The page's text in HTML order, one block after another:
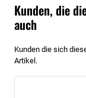
Kunden, die
auch
Kunden die sich
Artikel.